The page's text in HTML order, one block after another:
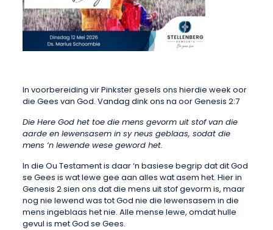
In voorbereiding vir Pinkster gesels ons hierdie week oor
die Gees van God. Vandag dink ons na oor Genesis 2:7
Die Here God het toe die mens gevorm uit stof van die
aarde en lewensasem in sy neus geblaas, sodat die
mens ‘n lewende wese geword het.
In die Ou Testament is daar ‘n basiese begrip dat dit God
se Gees is wat lewe gee aan alles wat asem het. Hier in
Genesis 2 sien ons dat die mens uit stof gevorm is, maar
nog nie lewend was tot God nie die lewensasem in die
mens ingeblaas het nie. Alle mense lewe, omdat hulle
gevul is met God se Gees.